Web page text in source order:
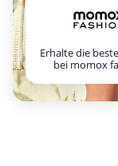
Erhalte die
bei momox